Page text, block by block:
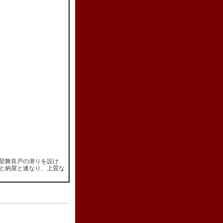
舞良戸の潜りを設け
納屋と連なり、上質な